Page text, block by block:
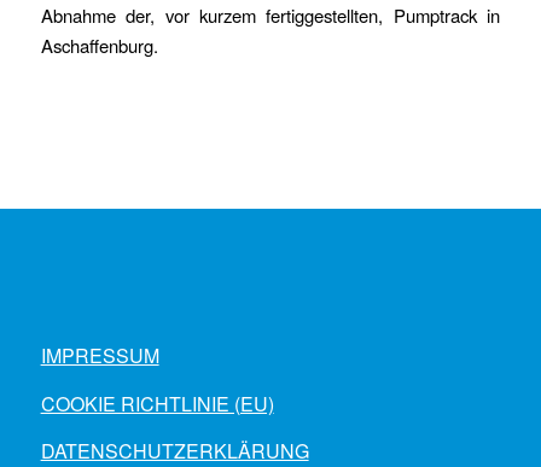
Abnahme der, vor kurzem fertiggestellten, Pumptrack in
Aschaffenburg.
IMPRESSUM
COOKIE RICHTLINIE (EU)
DATENSCHUTZERKLÄRUNG